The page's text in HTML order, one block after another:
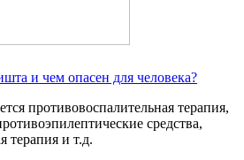
и чем опасен для человека?
противовоспалительная терапия,
средства,
терапия и т.д.